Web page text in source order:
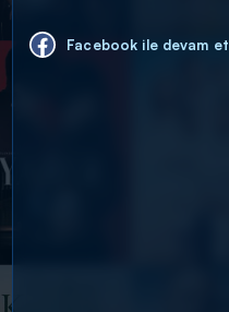
Facebook ile devam et